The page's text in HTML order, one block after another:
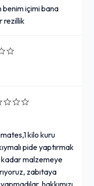
benim içimi bana
rezillik
kilo kuru
pide yaptırmak
kadar malzemeye
zabıtaya
hakkımızı